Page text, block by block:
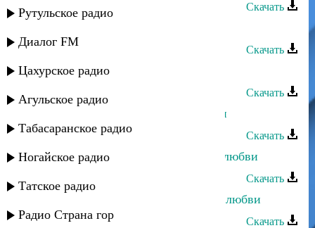
Рутульское радио
Диалог FM
Цахурское радио
Агульское радио
Табасаранское радио
Ногайское радио
Татское радио
Радио Страна гор
Скачать
Скачать
Саид Шабанов - Высота любви
Скачать
Нурулла Раджабов - Дерево Любви
Скачать
Тамерлан Хункенханов - История любви
Скачать
Мисрина Магомедова - Лекарство любви
Скачать